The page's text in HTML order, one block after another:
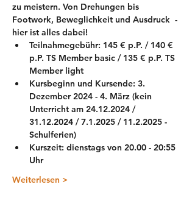
zu meistern. Von Drehungen bis
Footwork, Beweglichkeit und Ausdruck  -
hier ist alles dabei!
Teilnahmegebühr: 145 € p.P. / 140 €
p.P. TS Member basic / 135 € p.P. TS
Member light
Kursbeginn und Kursende: 3.
Dezember 2024 - 4. März (kein
Unterricht am 24.12.2024 /
31.12.2024 / 7.1.2025 / 11.2.2025 -
Schulferien)
Kurszeit: dienstags von 20.00 - 20:55
Uhr
Weiterlesen >